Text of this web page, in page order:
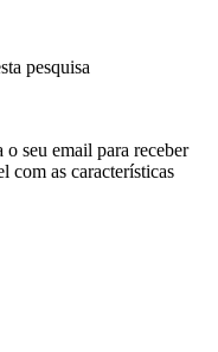
pesquisa
seu email para receber
com as características